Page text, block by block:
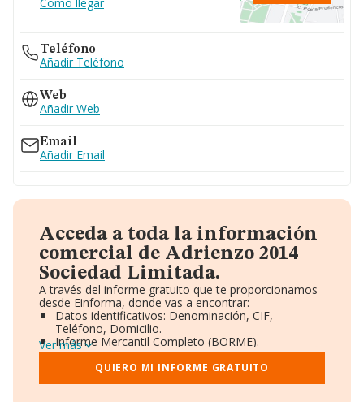
Teléfono
Añadir Teléfono
Web
Añadir Web
Email
Añadir Email
Acceda a toda la información
comercial de Adrienzo 2014
Sociedad Limitada.
A través del informe gratuito que te proporcionamos
desde Einforma, donde vas a encontrar:
Datos identificativos: Denominación, CIF,
Teléfono, Domicilio.
Informe Mercantil Completo (BORME).
Gráficos de Evolución Ventas y Empleados.
Consejo de Administración y Administradores.
Directivos y Ejecutivos.
Ver más
QUIERO MI INFORME GRATUITO